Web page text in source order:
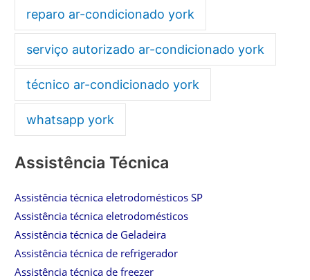
reparo ar-condicionado york
serviço autorizado ar-condicionado york
técnico ar-condicionado york
whatsapp york
Assistência Técnica
Assistência técnica eletrodomésticos SP
Assistência técnica eletrodomésticos
Assistência técnica de Geladeira
Assistência técnica de refrigerador
Assistência técnica de freezer